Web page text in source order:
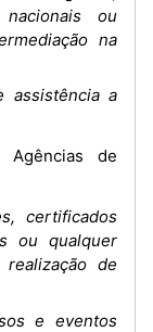
ou
na
assistência a
certificados
ou qualquer
de
e eventos